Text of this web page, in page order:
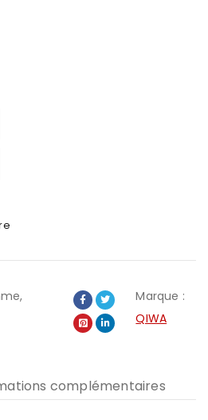
,
Marque :
QIWA
complémentaires